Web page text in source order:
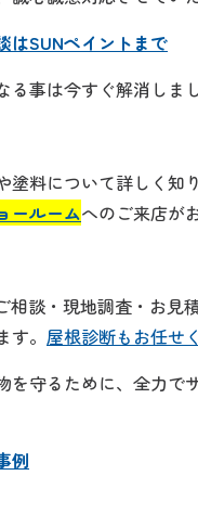
はSUNペイントまで
る事は今すぐ解消しま
塗料について詳しく知
ールームへのご来店が
相談・現地調査・お見
。 屋根診断もお任せ
を守るために、全力で
例